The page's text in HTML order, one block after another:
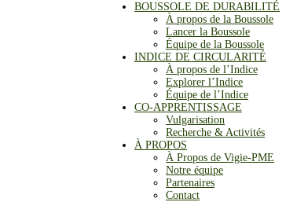
BOUSSOLE DE DURABILITÉ
À propos de la Boussole
Lancer la Boussole
Équipe de la Boussole
INDICE DE CIRCULARITÉ
À propos de l’Indice
Explorer l’Indice
Équipe de l’Indice
CO-APPRENTISSAGE
Vulgarisation
Recherche & Activités
À PROPOS
À Propos de Vigie-PME
Notre équipe
Partenaires
Contact